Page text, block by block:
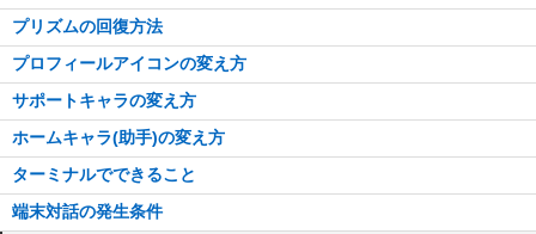
プリズムの回復方法
プロフィールアイコンの変え方
サポートキャラの変え方
ホームキャラ(助手)の変え方
ターミナルでできること
端末対話の発生条件